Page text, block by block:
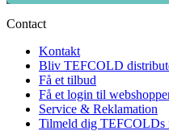
Contact
Kontakt
Bliv TEFCOLD
Få et tilbud
Få et login til
Service & Reklamation
Tilmeld dig TEFCOLDs